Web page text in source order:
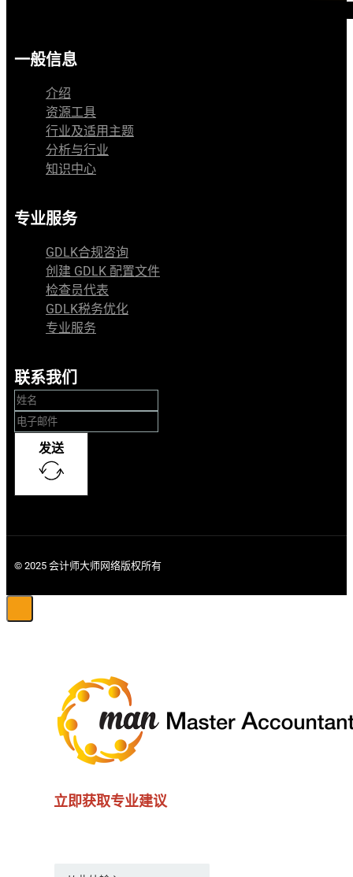
一般信息
介绍
资源工具
行业及适用主题
分析与行业
知识中心
专业服务
GDLK合规咨询
创建 GDLK 配置文件
检查员代表
GDLK税务优化
专业服务
联系我们
发送
© 2025 会计师大师网络版权所有
立即获取专业建议